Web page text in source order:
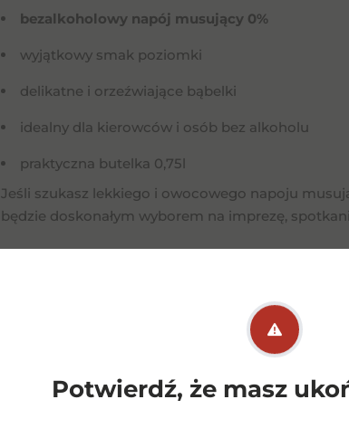
Potwierdź, że masz
bezalkoholowy napój musujący 0%
wyjątkowy smak poziomki
delikatne i orzeźwiające bąbelki
idealny dla kierowców i osób bez alkoholu
praktyczna butelka 0,75l
Jeśli szukasz lekkiego i owocowego napoju
będzie doskonałym wyborem na imprezę,